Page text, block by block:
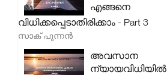
എങ്ങനെ
വിധിക്കപ്പെടാതിരിക്കാം - Part 3
സാക് പുന്നൻ
അവസാന
ന്യായവിധിയിൽ